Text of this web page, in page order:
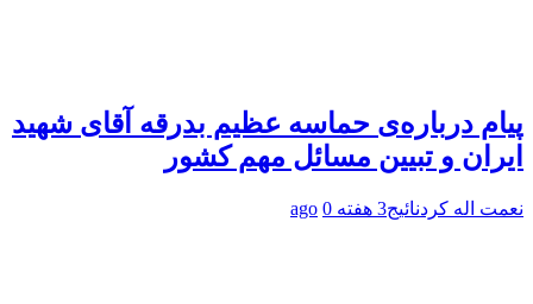
پیام درباره‌ی حماسه عظیم بدرقه آقای شهید
ایران و تبیین مسائل مهم کشور
نعمت اله کردنائیج3 هفته ago 0